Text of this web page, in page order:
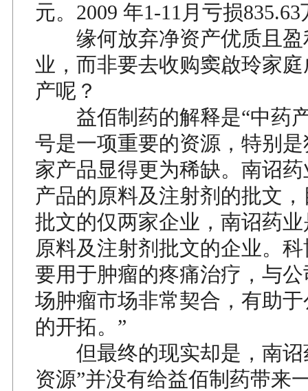
元。2009 年1-11月亏损
缘何放弃净资产优质且盈
业，而非要去收购窦啟玲家
产呢？
益佰制药的解释是“中药
号是一项重要的资源，特别
家产品显得更为稀缺。南诏
产品的原料及注射剂的批文
批文的仅两家企业，南诏药
原料及注射剂批文的企业。
要用于肿瘤的疼痛治疗，与
场肿瘤市场非常契合，有助
的开拓。”
但最终的现实却是，南诏
资源”并没有给益佰制药带来